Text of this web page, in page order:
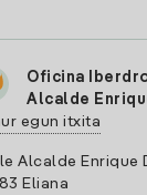
Oficina
Alcalde
egun itxita
Alcalde Enrique
Eliana